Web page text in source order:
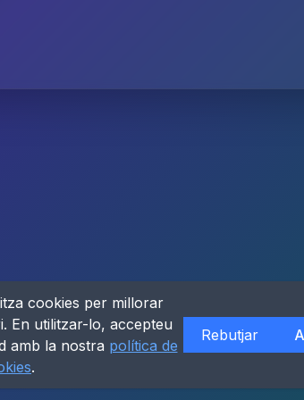
cookies per millorar
En utilitzar-lo, accepteu
amb la nostra política de
.
Rebutjar